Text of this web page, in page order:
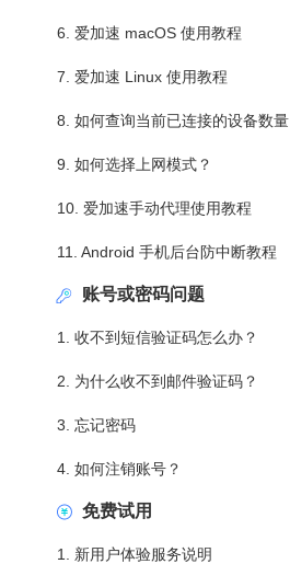
6. 爱加速 macOS 使用教程
7. 爱加速 Linux 使用教程
8. 如何查询当前已连接的设备数量
9. 如何选择上网模式？
10. 爱加速手动代理使用教程
11. Android 手机后台防中断教程
账号或密码问题
1. 收不到短信验证码怎么办？
2. 为什么收不到邮件验证码？
3. 忘记密码
4. 如何注销账号？
免费试用
1. 新用户体验服务说明